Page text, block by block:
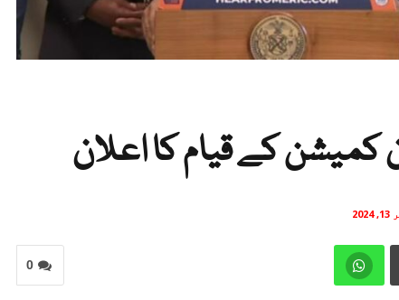
کمیشن کے قیام کا اعلان
0